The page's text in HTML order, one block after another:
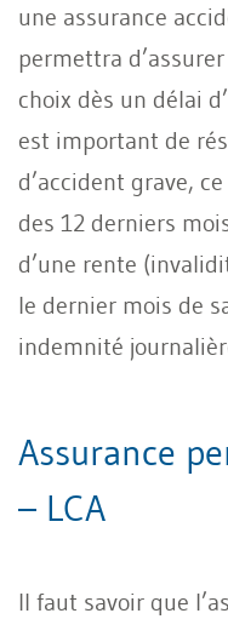
une assurance
permettra
choix dès un délai
est important de
d’accident grave,
des 12 derniers
d’une rente
le dernier mois de
indemnité
Assurance
– LCA
Il faut savoir que